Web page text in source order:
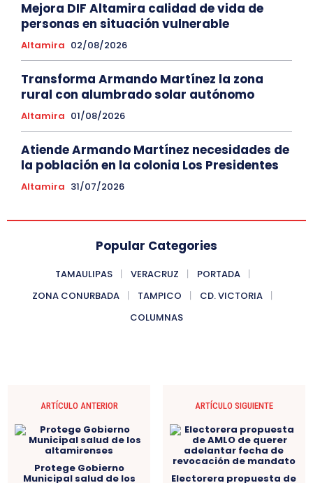
Mejora DIF Altamira calidad de vida de
personas en situación vulnerable
Altamira 02/08/2026
Transforma Armando Martínez la zona
rural con alumbrado solar autónomo
Altamira 01/08/2026
Atiende Armando Martínez necesidades de
la población en la colonia Los Presidentes
Altamira 31/07/2026
Popular Categories
TAMAULIPAS VERACRUZ
PORTADA
ZONA CONURBADA
TAMPICO
CD. VICTORIA
COLUMNAS
ARTÍCULO ANTERIOR
Protege Gobierno
Municipal salud de los
ARTÍCULO SIGUIENTE
Electorera propuesta de